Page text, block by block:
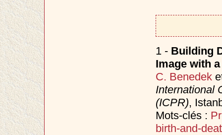
1 - Building
Image with
C. Benedek
International
(ICPR),
Mots-clés :
birth-and-